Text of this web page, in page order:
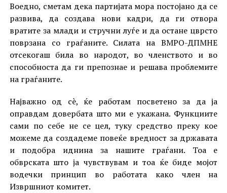
Воедно, сметам дека партијата мора постојано да се
развива, да создава нови кадри, да ги отвора
вратите за млади и стручни луѓе и да остане цврсто
поврзана со граѓаните. Силата на ВМРО-ДПМНЕ
отсекогаш била во народот, во членството и во
способноста да ги препознае и решава проблемите
на граѓаните.
Најважно од сè, ќе работам посветено за да ја
оправдам довербата што ми е укажана. Функциите
сами по себе не се цел, туку средство преку кое
можеме да создадеме повеќе вредност за државата
и подобра иднина за нашите граѓани. Тоа е
обврската што ја чувствувам и тоа ќе биде мојот
водечки принцип во работата како член на
Извршниот комитет.